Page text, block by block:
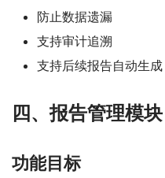
防止数据遗漏
支持审计追溯
支持后续报告自动生成
四、报告管理模块
功能目标